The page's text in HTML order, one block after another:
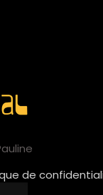
de